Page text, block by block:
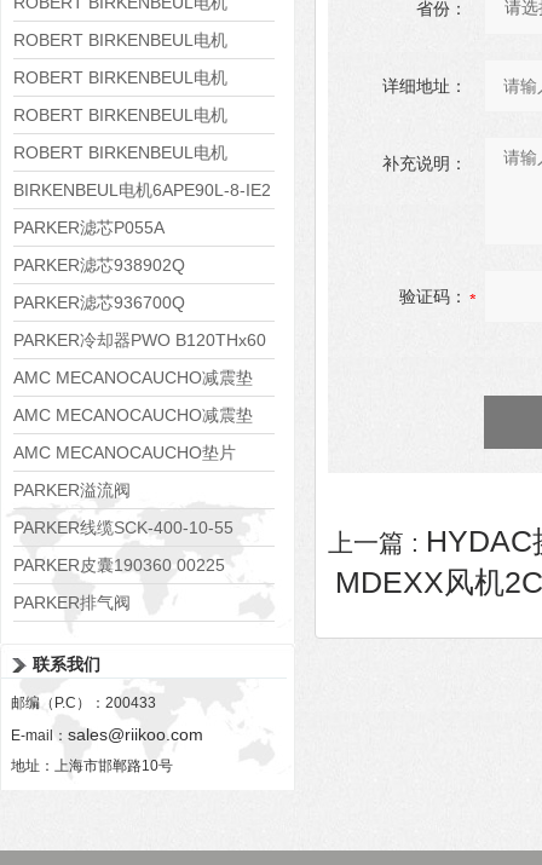
8APE160L-4-IE3
ROBERT BIRKENBEUL电机
8APE112M-6K-IE3
ROBERT BIRKENBEUL电机
8APE100L-2 IE3
ROBERT BIRKENBEUL电机
8APE90S-4 IE3
ROBERT BIRKENBEUL电机
8APE80M-2K-IE3
BIRKENBEUL电机6APE90L-8-IE2
PARKER滤芯P055A
PARKER滤芯938902Q
PARKER滤芯936700Q
PARKER冷却器PWO B120THx60
AMC MECANOCAUCHO减震垫
138552
AMC MECANOCAUCHO减震垫
138551
AMC MECANOCAUCHO垫片
608074
PARKER溢流阀
RE06M35W2N1KWXG087
PARKER线缆SCK-400-10-55
PARKER皮囊190360 00225
PARKER排气阀
联系我们
邮编（P.C）：200433
E-mail： sales@riikoo.com
地址：上海市邯郸路10号
省份：
详细地址：
补充说明：
验证码：
上一篇 :
MDEXX风机